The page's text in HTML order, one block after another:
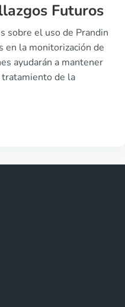
Futuros
sobre el uso de Prandin
en la monitorización de
ayudarán a mantener
tratamiento de la